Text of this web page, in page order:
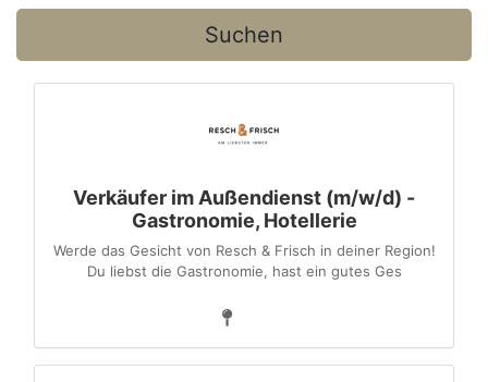
Suchen
Verkäufer im Außendienst (m/w/d) -
Gastronomie, Hotellerie
Werde das Gesicht von Resch & Frisch in deiner Region!
Du liebst die Gastronomie, hast ein gutes Ges